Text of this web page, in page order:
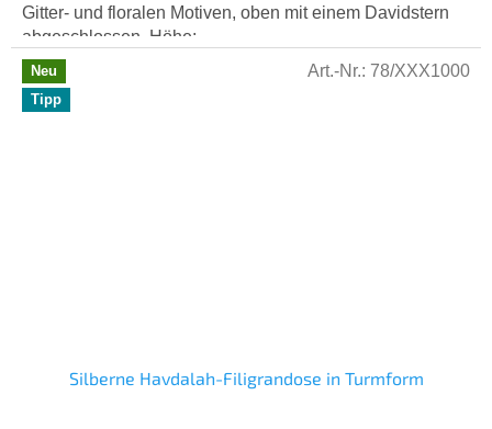
Gitter- und floralen Motiven, oben mit einem Davidstern
abgeschlossen. Höhe:...
Neu
Tipp
Silberne Havdalah-Filigrandose in Turmform
Art.-Nr.: 78/XXX1000